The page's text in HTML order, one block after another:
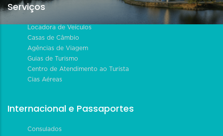
Serviços
Locadora de Veículos
Casas de Câmbio
Agências de Viagem
Guias de Turismo
Centro de Atendimento ao Turista
Cias Aéreas
Internacional e Passaportes
Consulados